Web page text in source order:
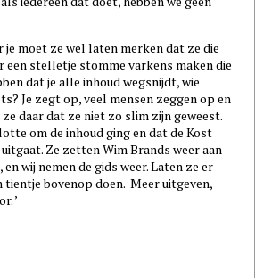
ze wel laten merken dat ze die
een stelletje stomme varkens maken die
dat je alle inhoud wegsnijdt, wie
Je zegt op, veel mensen zeggen op en
daar dat ze niet zo slim zijn geweest.
om de inhoud ging en dat de Kost
Ze zetten Wim Brands weer aan
wij nemen de gids weer. Laten ze er
tientje bovenop doen. Meer uitgeven,
’